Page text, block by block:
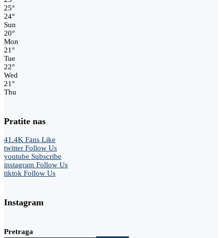
25°
24°
Sun
20°
Mon
21°
Tue
22°
Wed
21°
Thu
Pratite nas
41.4K Fans Like
twitter Follow Us
youtube Subscribe
instagram Follow Us
tiktok Follow Us
Instagram
Pretraga